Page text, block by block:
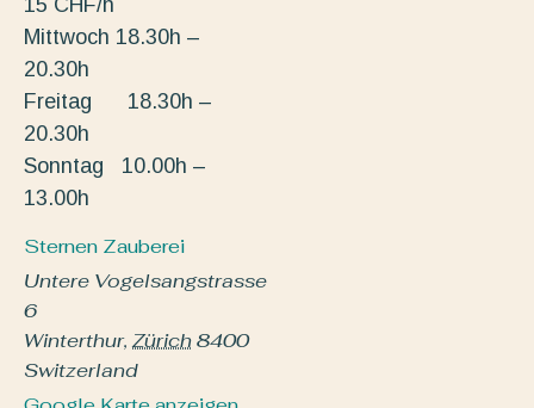
15 CHF/h
Mittwoch 18.30h –
20.30h
Freitag 18.30h –
20.30h
Sonntag 10.00h –
13.00h
Sternen Zauberei
Untere Vogelsangstrasse
6
Winterthur, Zürich8400
Switzerland